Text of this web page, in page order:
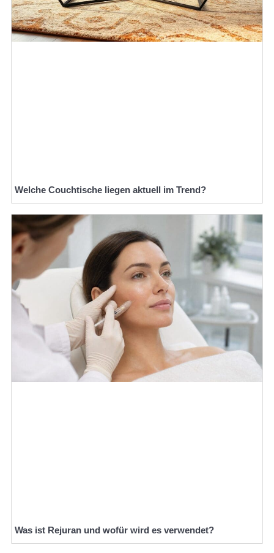
Welche Couchtische liegen aktuell im Trend?
Was ist Rejuran und wofür wird es verwendet?